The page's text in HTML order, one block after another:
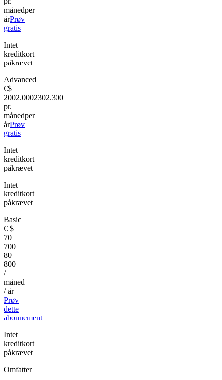
månedper
årPrøv
gratis
Intet
kreditkort
påkrævet
Advanced
€$
2002.0002302.300
pr.
månedper
årPrøv
gratis
Intet
kreditkort
påkrævet
Intet
kreditkort
påkrævet
Basic
€ $
70
700
80
800
/
måned
/ år
Prøv
dette
abonnement
Intet
kreditkort
påkrævet
Omfatter